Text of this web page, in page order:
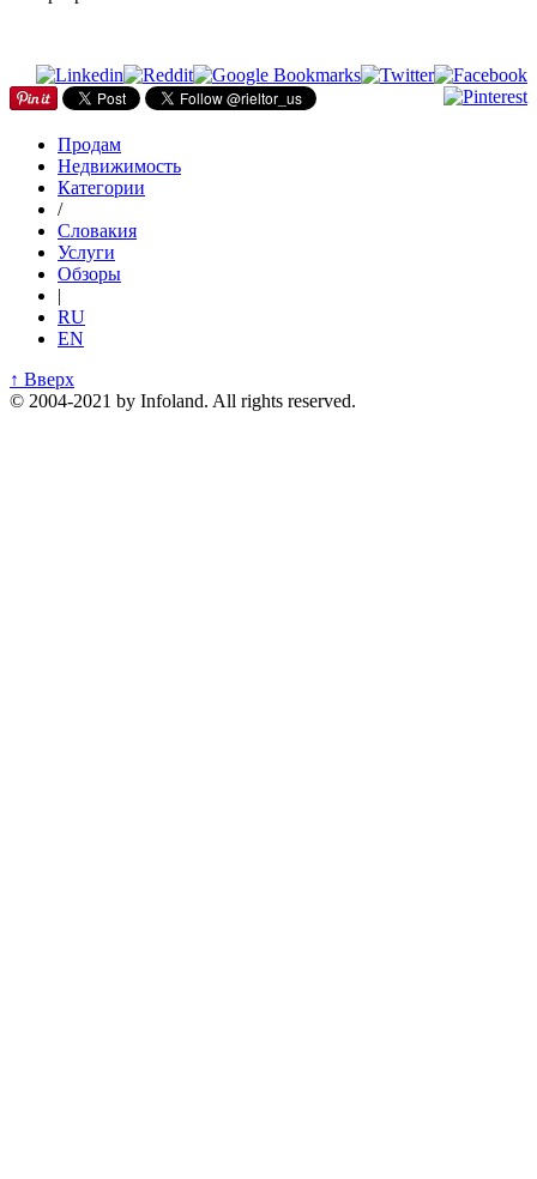
Продам
Недвижимость
Категории
/
Словакия
Услуги
Обзоры
|
RU
EN
↑ Вверх
© 2004-2021 by Infoland. All rights reserved.